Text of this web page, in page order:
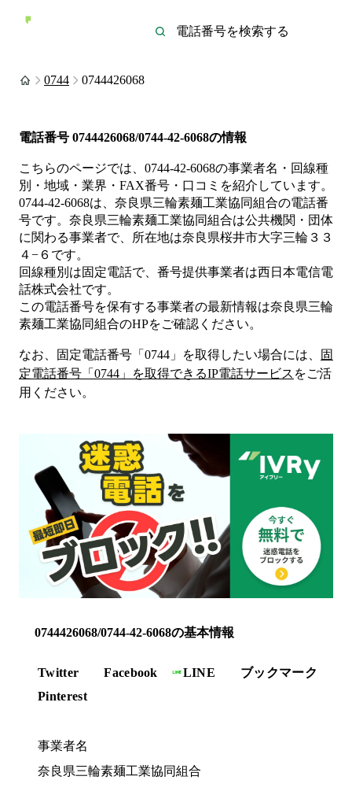
0744 0744426068
電話番号 0744426068/0744-42-6068の情報
こちらのページでは、 0744-42-6068の事業者名・回線種
別・地域・業界・FAX番号・口コミを紹介しています。
0744-42-6068は、 奈良県三輪素麺工業協同組合の電話番
号です。 奈良県三輪素麺工業協同組合は公共機関・団体
に関わる事業者で、所在地は奈良県桜井市大字三輪３３
４−６ です。
回線種別は固定電話で、番号提供事業者は西日本電信電
話株式会社です。
この電話番号を保有する事業者の最新情報は奈良県三輪
素麺工業協同組合のHPをご確認ください。
なお、固定電話番号「 0744 」を取得したい場合には、
固
定電話番号「 0744 」を取得できるIP電話サービス をご活
用ください。
0744426068/0744-42-6068の基本情報
Twitter Facebook LINE
ブックマーク
Pinterest
事業者名
奈良県三輪素麺工業協同組合